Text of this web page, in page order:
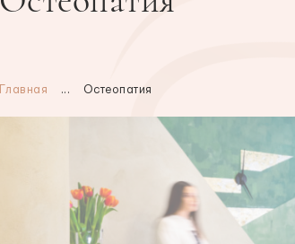
Главная ... Остеопатия